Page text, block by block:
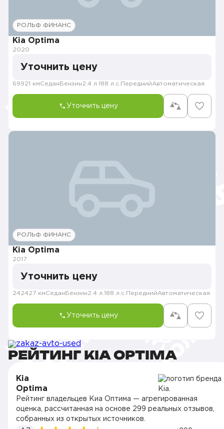
РОЛЬФ ФИНАНС
Kia Optima
2020
Уточнить цену
69921 кмСедан Бензин2.4 л. 188 л.с. ПереднийАвтоматическая
Уточнить цену
РОЛЬФ ФИНАНС
Kia Optima
2017
Уточнить цену
242427 кмСедан Бензин2.4 л. 188 л.с. ПереднийАвтоматическая
Уточнить цену
РЕЙТИНГ KIA OPTIMA
Kia
Optima
Рейтинг владельцев Киа Оптима — агрегированная
оценка, рассчитанная на основе 299 реальных отзывов,
собранных из открытых источников.